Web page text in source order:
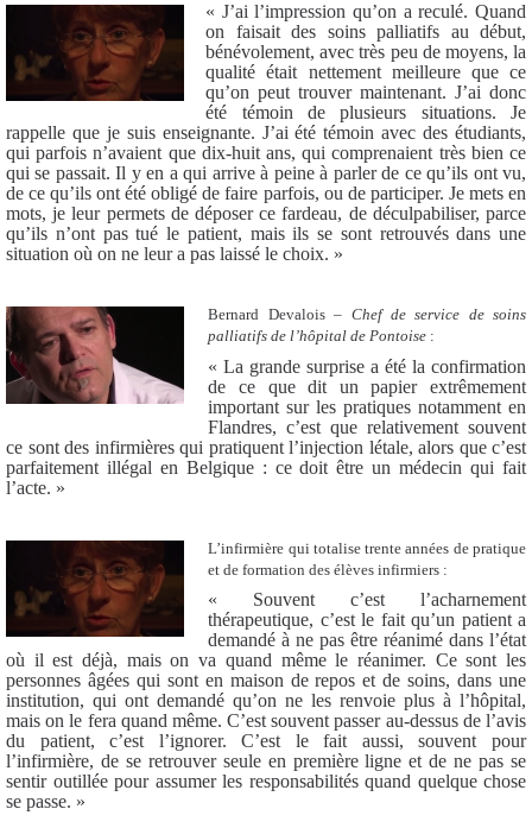
« J’ai l’impression qu’on a reculé. Quand
on faisait des soins palliatifs au début,
bénévolement, avec très peu de moyens, la
qualité était nettement meilleure que ce
qu’on peut trouver maintenant. J’ai donc
été témoin de plusieurs situations. Je
rappelle que je suis enseignante. J’ai été témoin avec des étudiants,
qui parfois n’avaient que dix-huit ans, qui comprenaient très bien ce
qui se passait. Il y en a qui arrive à peine à parler de ce qu’ils ont vu,
de ce qu’ils ont été obligé de faire parfois, ou de participer. Je mets en
mots, je leur permets de déposer ce fardeau, de déculpabiliser, parce
qu’ils n’ont pas tué le patient, mais ils se sont retrouvés dans une
situation où on ne leur a pas laissé le choix. »
Bernard Devalois – Chef de service de soins
palliatifs de l’hôpital de Pontoise :
« La grande surprise a été la confirmation
de ce que dit un papier extrêmement
important sur les pratiques notamment en
Flandres, c’est que relativement souvent
ce sont des infirmières qui pratiquent l’injection létale, alors que c’est
parfaitement illégal en Belgique : ce doit être un médecin qui fait
l’acte. »
L’infirmière qui totalise trente années de pratique
et de formation des élèves infirmiers :
« Souvent c’est l’acharnement
thérapeutique, c’est le fait qu’un patient a
demandé à ne pas être réanimé dans l’état
où il est déjà, mais on va quand même le réanimer. Ce sont les
personnes âgées qui sont en maison de repos et de soins, dans une
institution, qui ont demandé qu’on ne les renvoie plus à l’hôpital,
mais on le fera quand même. C’est souvent passer au-dessus de l’avis
du patient, c’est l’ignorer. C’est le fait aussi, souvent pour
l’infirmière, de se retrouver seule en première ligne et de ne pas se
sentir outillée pour assumer les responsabilités quand quelque chose
se passe. »